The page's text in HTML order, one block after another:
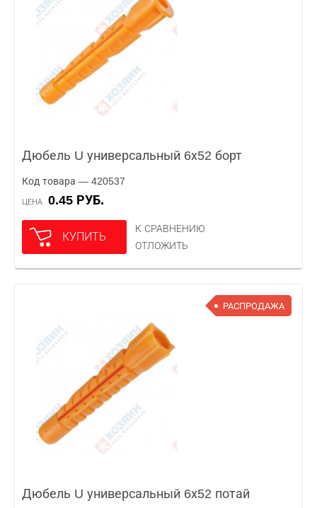
Дюбель U универсальный 6х52 борт
Код товара — 420537
ЦЕНА 0.45 РУБ.
КУПИТЬ
К СРАВНЕНИЮ
ОТЛОЖИТЬ
РАСПРОДАЖА
Дюбель U универсальный 6х52 потай